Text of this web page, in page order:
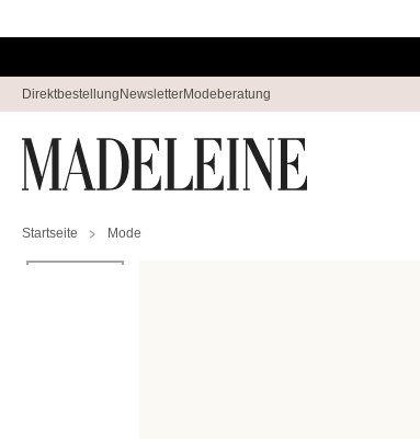
Direktbestellung NewsletterModeberatung
Startseite Mode